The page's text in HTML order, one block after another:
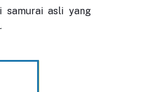
samurai asli yang